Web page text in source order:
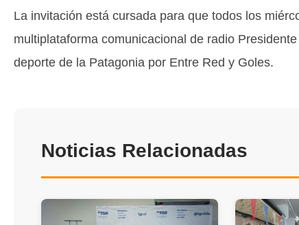
La invitación está cursada para que todos los
multiplataforma comunicacional de radio
deporte de la Patagonia por Entre Red y Goles.
Noticias Relacionadas